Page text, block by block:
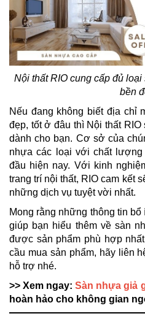
Nội thất RIO cung cấp đủ
bền
Nếu đang không biết địa chỉ
đẹp, tốt ở đâu thì Nội thất
dành cho bạn. Cơ sở của
nhựa các loại với chất
đầu hiện nay. Với kinh
trang trí nội thất, RIO cam kết
những dịch vụ tuyệt vời nhất.
Mong rằng những thông tin
giúp bạn hiểu thêm về sàn
được sản phẩm phù hợp
cầu mua sản phẩm, hãy liên
hỗ trợ nhé.
>> Xem ngay:Sàn nhựa giả
hoàn hảo cho không gian